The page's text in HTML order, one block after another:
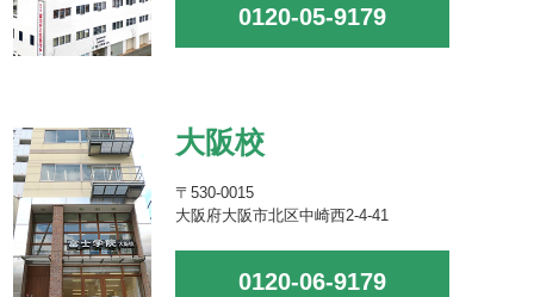
0120-05-9179
大阪校
〒530-0015
大阪府大阪市北区中崎西2-4-41
0120-06-9179